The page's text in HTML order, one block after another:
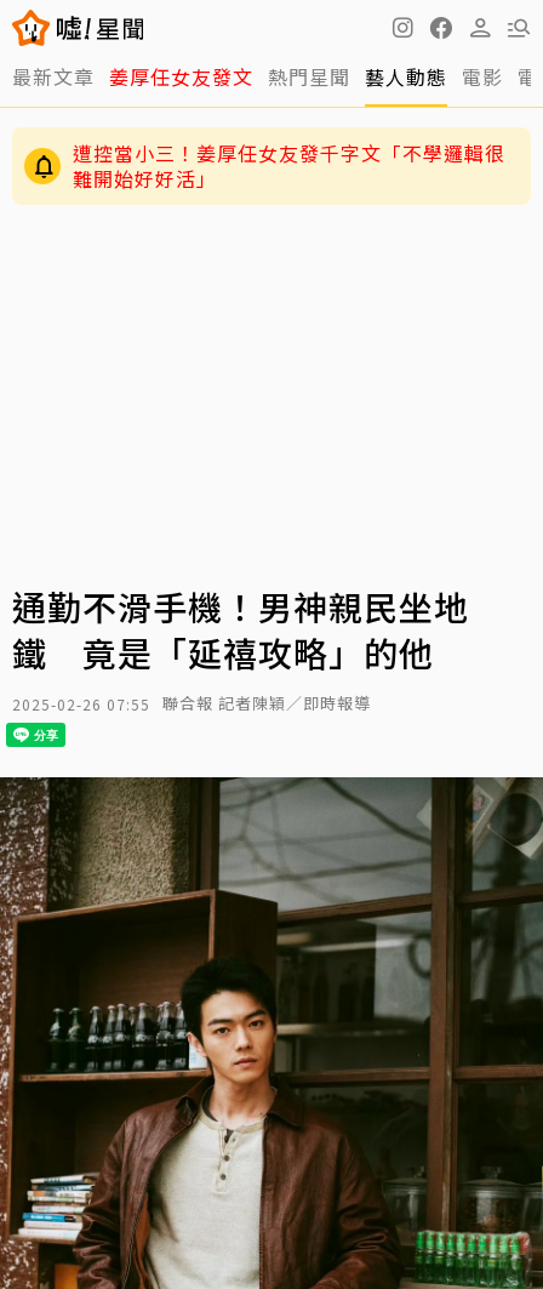
最新文章 姜厚任女友發文 熱門星聞 藝人動態 電影
遭控當小三！姜厚任女友發千字文「不學邏輯很
難開始好好活」
通勤不滑手機！男神親民坐地
鐵 竟是「延禧攻略」的他
2025-02-26 07:55 聯合報 記者陳穎／即時報導